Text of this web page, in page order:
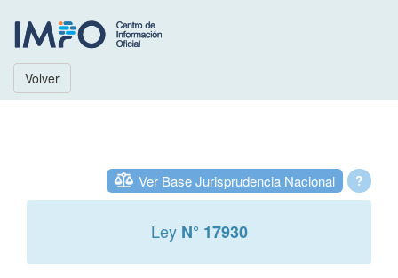
Volver
?
Ver Base Jurisprudencia Nacional
Ley N° 17930